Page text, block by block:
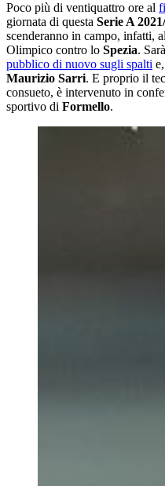
Poco più di ventiquattro ore al
giornata di questa Serie A
scenderanno in campo, infatti,
Olimpico contro lo Spezia.
pubblico di nuovo sugli spalti
Maurizio Sarri. E proprio il
consueto, è intervenuto in
sportivo di Formello.